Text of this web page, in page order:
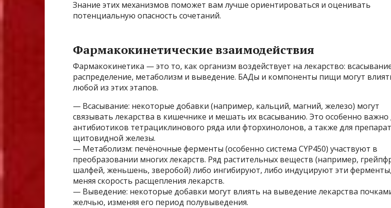
Знание этих механизмов поможет вам лучше ориентироваться и оценивать
потенциальную опасность сочетаний.
Фармакокинетические взаимодействия
Фармакокинетика — это то, как организм воздействует на лекарство:
распределение, метаболизм и выведение. БАДы и компоненты пищи могут
любой из этих этапов.
— Всасывание: некоторые добавки (например, кальций, магний, железо) могут
связывать лекарства в кишечнике и мешать их всасыванию. Это особенно важно
антибиотиков тетрациклинового ряда или фторхинолонов, а также для
щитовидной железы.
— Метаболизм: печёночные ферменты (особенно система CYP450) участвуют в
преобразовании многих лекарств. Ряд растительных веществ (например,
шалфей, женьшень, зверобой) либо ингибируют, либо индуцируют эти ферменты,
меняя скорость расщепления лекарств.
— Выведение: некоторые добавки могут влиять на выведение лекарства
желчью, изменяя его период полувыведения.